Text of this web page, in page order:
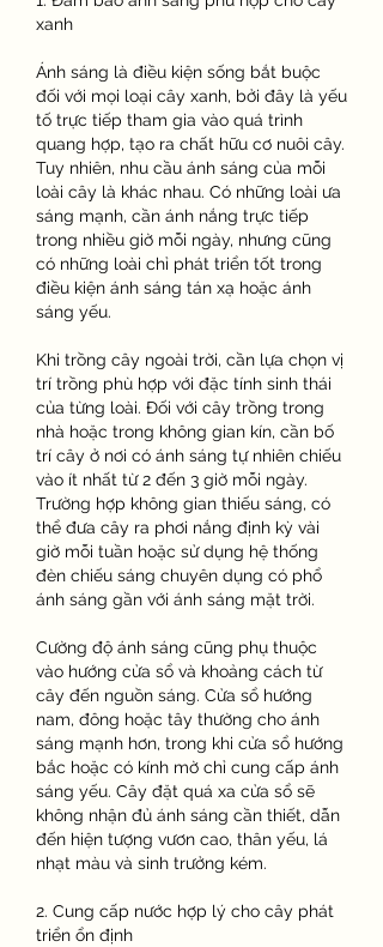
xanh
Ánh sáng là điều kiện sống bắt buộc
đối với mọi loại cây xanh, bởi đây là yếu
tố trực tiếp tham gia vào quá trình
quang hợp, tạo ra chất hữu cơ nuôi cây.
Tuy nhiên, nhu cầu ánh sáng của mỗi
loài cây là khác nhau. Có những loài ưa
sáng mạnh, cần ánh nắng trực tiếp
trong nhiều giờ mỗi ngày, nhưng cũng
có những loài chỉ phát triển tốt trong
điều kiện ánh sáng tán xạ hoặc ánh
sáng yếu.
Khi trồng cây ngoài trời, cần lựa chọn vị
trí trồng phù hợp với đặc tính sinh thái
của từng loài. Đối với cây trồng trong
nhà hoặc trong không gian kín, cần bố
trí cây ở nơi có ánh sáng tự nhiên chiếu
vào ít nhất từ 2 đến 3 giờ mỗi ngày.
Trường hợp không gian thiếu sáng, có
thể đưa cây ra phơi nắng định kỳ vài
giờ mỗi tuần hoặc sử dụng hệ thống
đèn chiếu sáng chuyên dụng có phổ
ánh sáng gần với ánh sáng mặt trời.
Cường độ ánh sáng cũng phụ thuộc
vào hướng cửa sổ và khoảng cách từ
cây đến nguồn sáng. Cửa sổ hướng
nam, đông hoặc tây thường cho ánh
sáng mạnh hơn, trong khi cửa sổ hướng
bắc hoặc có kính mờ chỉ cung cấp ánh
sáng yếu. Cây đặt quá xa cửa sổ sẽ
không nhận đủ ánh sáng cần thiết, dẫn
đến hiện tượng vươn cao, thân yếu, lá
nhạt màu và sinh trưởng kém.
2. Cung cấp nước hợp lý cho cây phát
triển ổn định